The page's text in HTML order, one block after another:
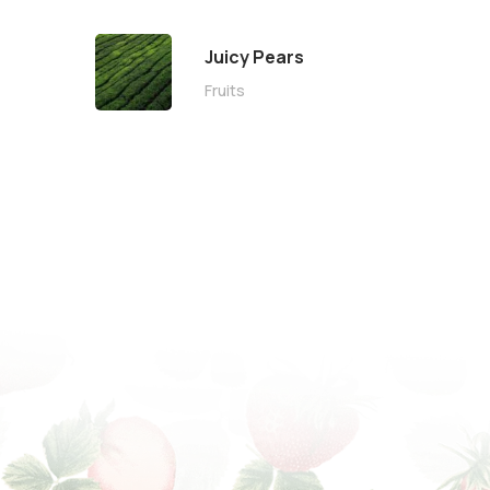
Juicy Pears
Fruits